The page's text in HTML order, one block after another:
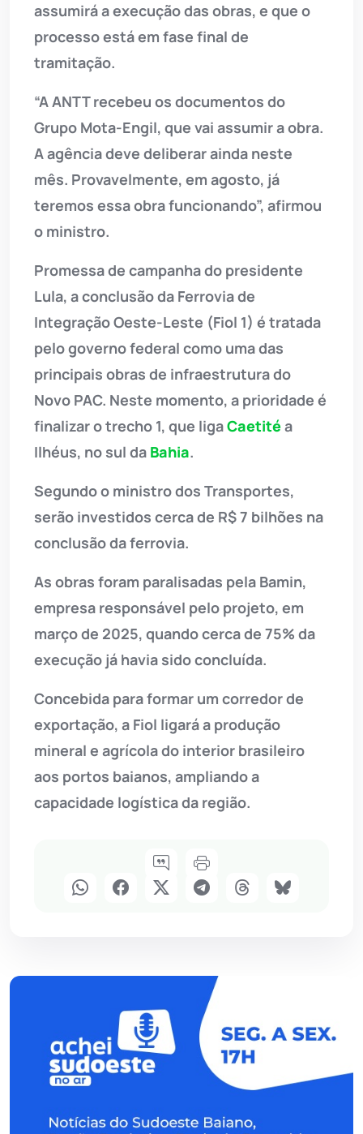
assumirá a execução das obras, e que o
processo está em fase final de
tramitação.
“A ANTT recebeu os documentos do
Grupo Mota-Engil, que vai assumir a obra.
A agência deve deliberar ainda neste
mês. Provavelmente, em agosto, já
teremos essa obra funcionando”, afirmou
o ministro.
Promessa de campanha do presidente
Lula, a conclusão da Ferrovia de
Integração Oeste-Leste (Fiol 1) é tratada
pelo governo federal como uma das
principais obras de infraestrutura do
Novo PAC. Neste momento, a prioridade é
finalizar o trecho 1, que ligaCaetitéa
Ilhéus, no sul da Bahia.
Segundo o ministro dos Transportes,
serão investidos cerca de R$ 7 bilhões na
conclusão da ferrovia.
As obras foram paralisadas pela Bamin,
empresa responsável pelo projeto, em
março de 2025, quando cerca de 75% da
execução já havia sido concluída.
Concebida para formar um corredor de
exportação, a Fiol ligará a produção
mineral e agrícola do interior brasileiro
aos portos baianos, ampliando a
capacidade logística da região.